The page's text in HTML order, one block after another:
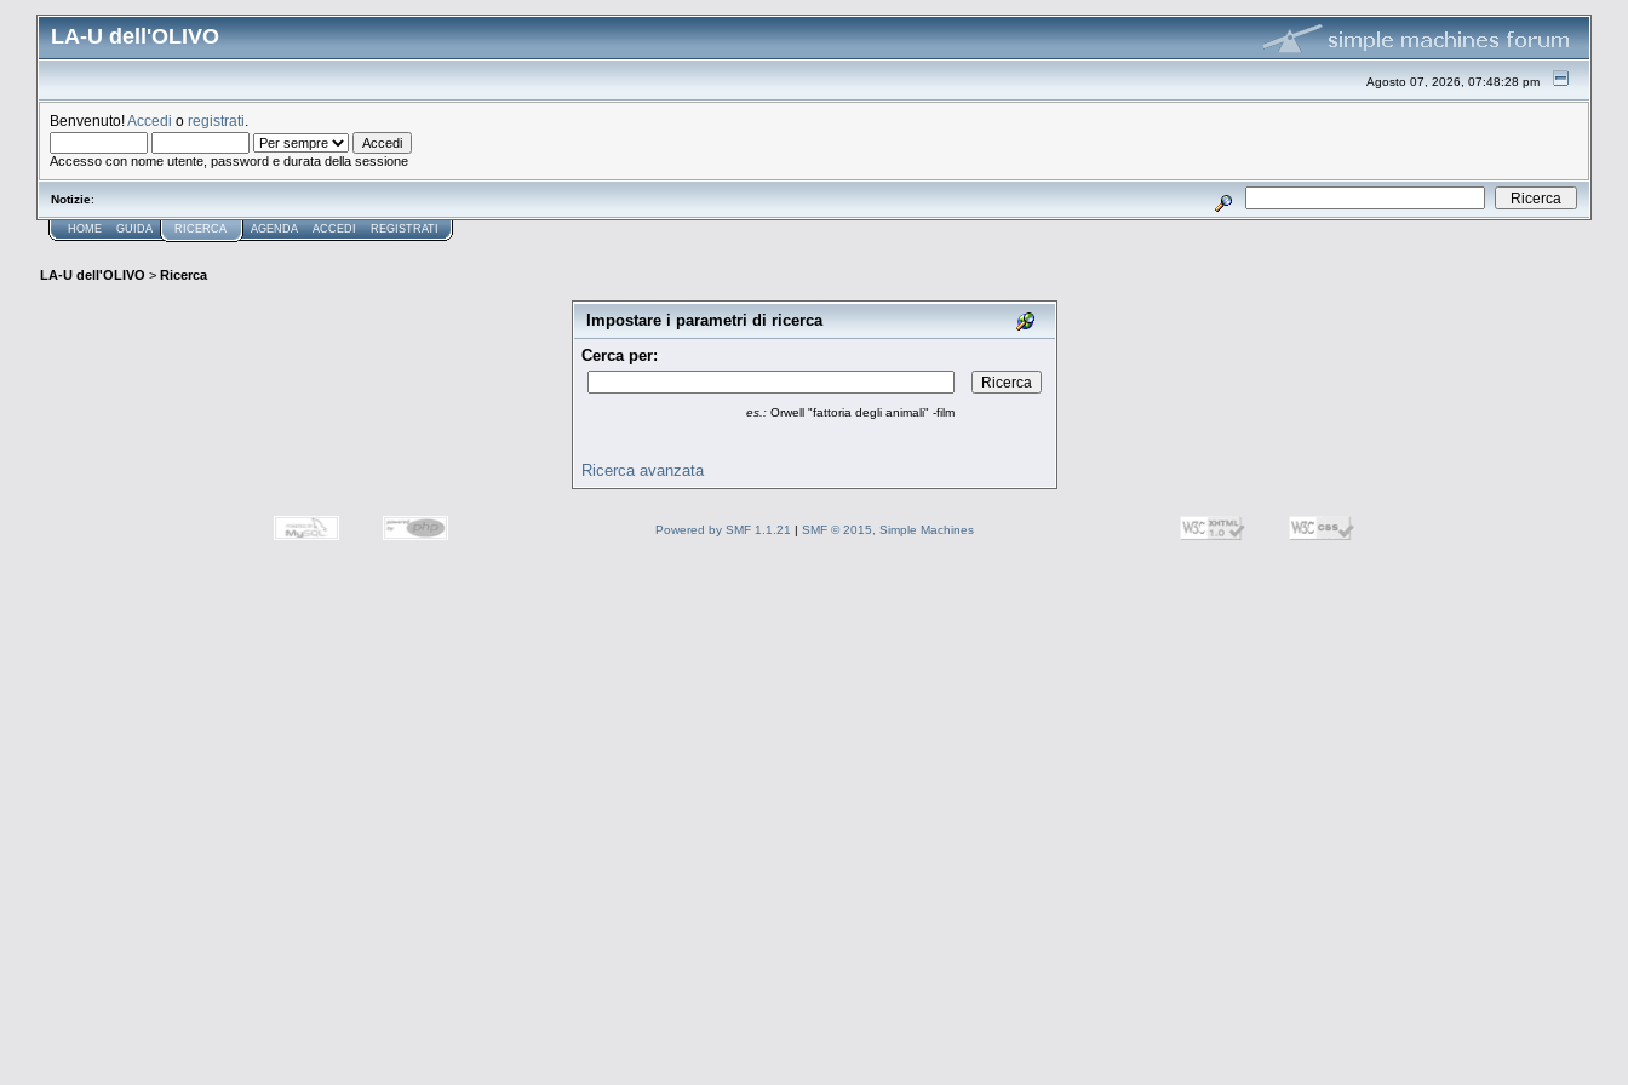
LA-U dell'OLIVO
Agosto 07, 2026, 07:48:28 pm
Benvenuto!Accedi o registrati
Accesso con nome utente, password e durata della sessione
Notizie:
HOME GUIDA RICERCA AGENDA ACCEDI REGISTRATI
LA-U dell'OLIVO > Ricerca
Impostare i parametri di ricerca
Cerca per:
es.:Orwell "fattoria degli animali" -film
Ricerca avanzata
Powered by SMF 1.1.21 | SMF © 2015, Simple Machines